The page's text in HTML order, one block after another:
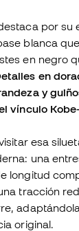
por su
blanca
en negro
en
y
vínculo
esa
una
longitud
tracción
original.